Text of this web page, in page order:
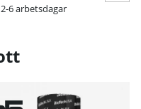
2-6 arbetsdagar